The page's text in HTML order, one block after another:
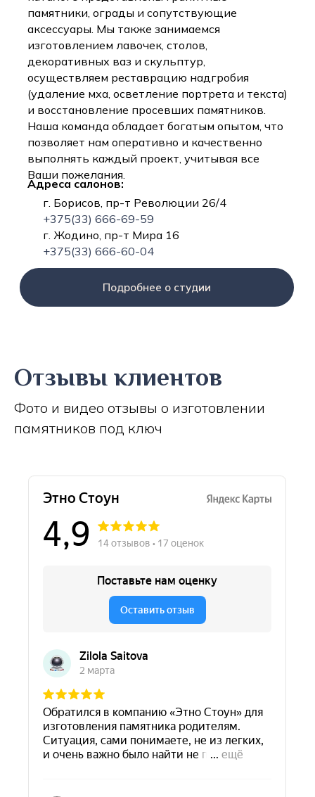
памятники, ограды и сопутствующие
аксессуары. Мы также занимаемся
изготовлением лавочек, столов,
декоративных ваз и скульптур,
осуществляем реставрацию надгробия
(удаление мха, осветление портрета и текста)
и восстановление просевших памятников.
Наша команда обладает богатым опытом, что
позволяет нам оперативно и качественно
выполнять каждый проект, учитывая все
Ваши пожелания.
Адреса салонов:
г. Борисов, пр-т Революции 26/4
+375(33) 666-69-59
г. Жодино, пр-т Мира 16
+375(33) 666-60-04
Подробнее о студии
Отзывы клиентов
Фото и видео отзывы о изготовлении
памятников под ключ